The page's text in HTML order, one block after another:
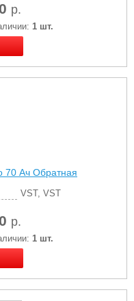
р.
1 шт.
Ач Обратная
VST, VST
р.
1 шт.